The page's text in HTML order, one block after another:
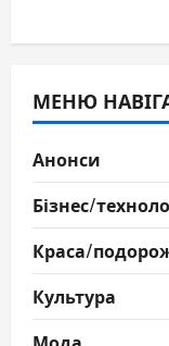
МЕНЮ
Анонси
Бізнес/
Краса/
Культура